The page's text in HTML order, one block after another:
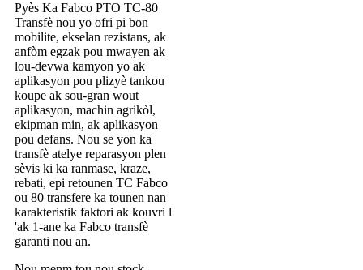
Pyès Ka Fabco PTO TC-80
Transfè nou yo ofri pi bon
mobilite, ekselan rezistans, ak
anfòm egzak pou mwayen ak
lou-devwa kamyon yo ak
aplikasyon pou plizyè tankou
koupe ak sou-gran wout
aplikasyon, machin agrikòl,
ekipman min, ak aplikasyon
pou defans. Nou se yon ka
transfè atelye reparasyon plen
sèvis ki ka ranmase, kraze,
rebati, epi retounen TC Fabco
ou 80 transfere ka tounen nan
karakteristik faktori ak kouvri l
'ak 1-ane ka Fabco transfè
garanti nou an.